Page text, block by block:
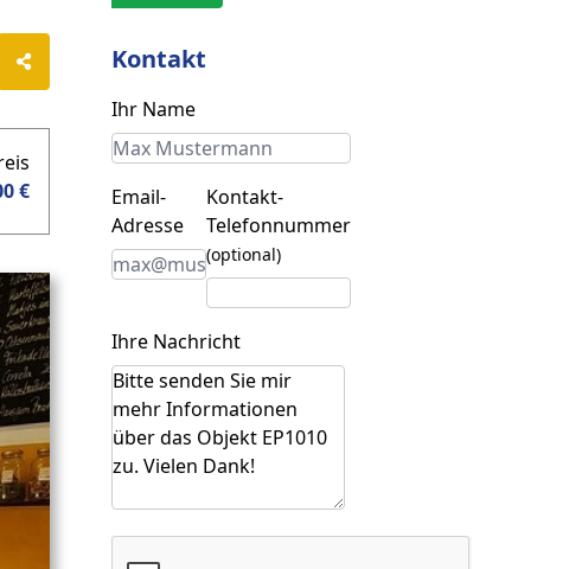
€
Kontakt
Ihr Name
Email-
Adresse
Kontakt-
Telefonnummer
(optional)
Ihre Nachricht